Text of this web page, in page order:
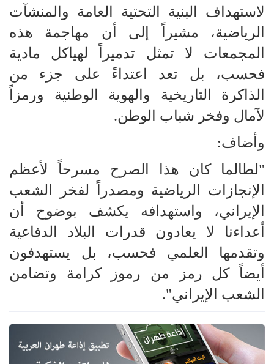
لاستهداف البنية التحتية العامة والمنشآت
الرياضية، مشيراً إلى أن مهاجمة هذه
المجمعات لا تمثل تدميراً لهياكل مادية
فحسب، بل تعد اعتداءً على جزء من
الذاكرة التاريخية والهوية الوطنية ورمزاً
لآمال وفخر شباب الوطن.
وأضاف:
"لطالما كان هذا الصرح مسرحاً لأعظم
الإنجازات الرياضية ومصدراً لفخر الشعب
الإيراني، واستهدافه يكشف بوضوح أن
أعداءنا لا يعادون قدرات البلاد الدفاعية
وتقدمها العلمي فحسب، بل يستهدفون
أيضاً كل رمز من رموز كرامة وتضامن
الشعب الإيراني".